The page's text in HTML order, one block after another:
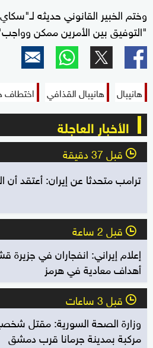
وختم الخبير القانوني حديثه
"التوفيق بين الأمرين ممكن
هانيبال هانيبال القذافي اختطاف
الأخبار العاجلة
l قبل 37 دقيقة
ترامب متحدثا عن إيران: أعتقد أن
l قبل 2 ساعة
إعلام إيراني: انفجاران في
أهداف معادية في هرمز
l قبل 3 ساعات
مركبة بمدينة جرمانا قرب دمشق